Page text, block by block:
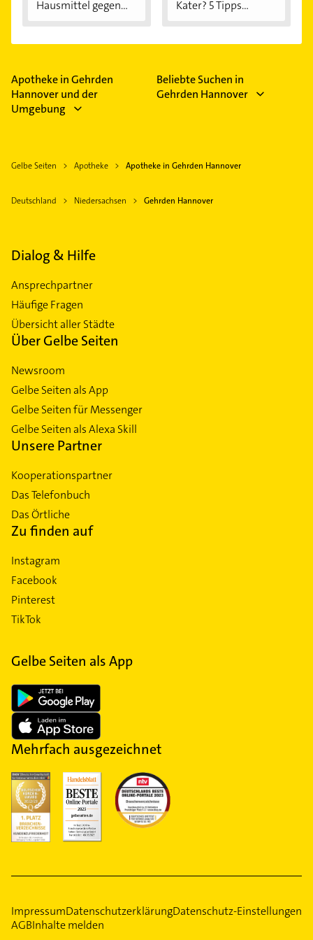
Hausmittel gegen...
Kater? 5 Tipps...
Apotheke in Gehrden
Hannover und der
Umgebung
Beliebte Suchen in
Gehrden Hannover
Gelbe Seiten Apotheke Apotheke in Gehrden Hannover
Deutschland Niedersachsen Gehrden Hannover
Dialog & Hilfe
Ansprechpartner
Häufige Fragen
Übersicht aller Städte
Über Gelbe Seiten
Newsroom
Gelbe Seiten als App
Gelbe Seiten für Messenger
Gelbe Seiten als Alexa Skill
Unsere Partner
Kooperationspartner
Das Telefonbuch
Das Örtliche
Zu finden auf
Instagram
Facebook
Pinterest
TikTok
Gelbe Seiten als App
Mehrfach ausgezeichnet
ImpressumDatenschutzerklärungDatenschutz-Einstellungen
AGBInhalte melden